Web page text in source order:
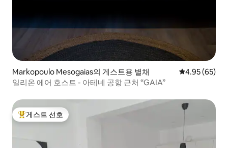
Markopoulo Mesogaias의 게스트용 별채 평점 4.95점(5
4.95 (65)
일리온 에어 호스트 - 아테네 공항 근처 “GAIA”
상위 게스트 선호
게스트 선호